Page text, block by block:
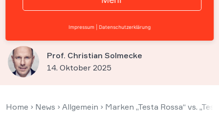
Bösgläubigkeit setzt
Schädigungsabsicht voraus
Prof. Christian Solmecke
14. Oktober 2025
Home › News › Allgemein › Marken „Testa Rossa“ vs.
Impressum Datenschutzerklärung